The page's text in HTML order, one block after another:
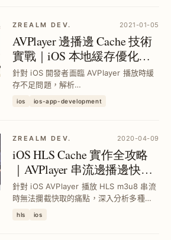
ZREALM DEV. 2021-01-05
AVPlayer 邊播邊 Cache 技術
實戰｜iOS 本地緩存優化攻
略
針對 iOS 開發者面臨 AVPlayer 播放時緩
存不足問題，解析
技巧，有效提升播放流暢度與本地緩存效
ios ios-app-development
ZREALM DEV. 2020-04-09
iOS HLS Cache 實作全攻略
｜AVPlayer 串流邊播邊快取
技術解析
針對 iOS AVPlayer 播放 HLS m3u8 串流
時無法攔截快取的痛點，深入分析多種快
hls ios